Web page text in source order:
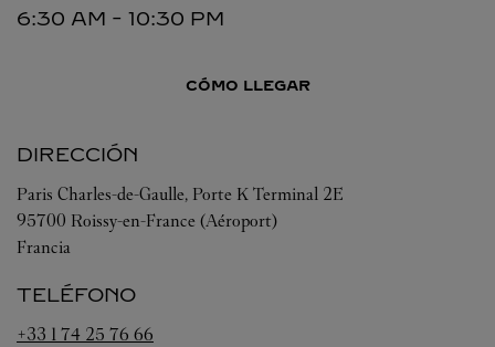
6:30 AM - 10:30 PM
CÓMO LLEGAR
DIRECCIÓN
Paris Charles-de-Gaulle, Porte K Terminal 2E
95700 Roissy-en-France (Aéroport)
Francia
TELÉFONO
+33 1 74 25 76 66